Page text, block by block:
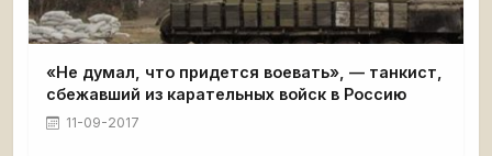
«Не думал, что придется воевать», — танкист,
сбежавший из карательных войск в Россию
11-09-2017